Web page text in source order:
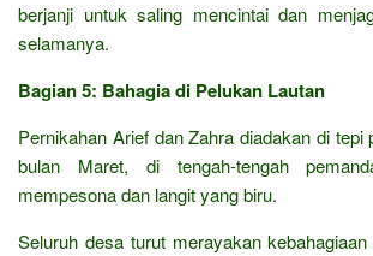
berjanji untuk saling mencintai dan
selamanya.
Bagian 5: Bahagia di Pelukan Lautan
Pernikahan Arief dan Zahra diadakan di tepi
bulan Maret, di tengah-tengah
mempesona dan langit yang biru.
Seluruh desa turut merayakan